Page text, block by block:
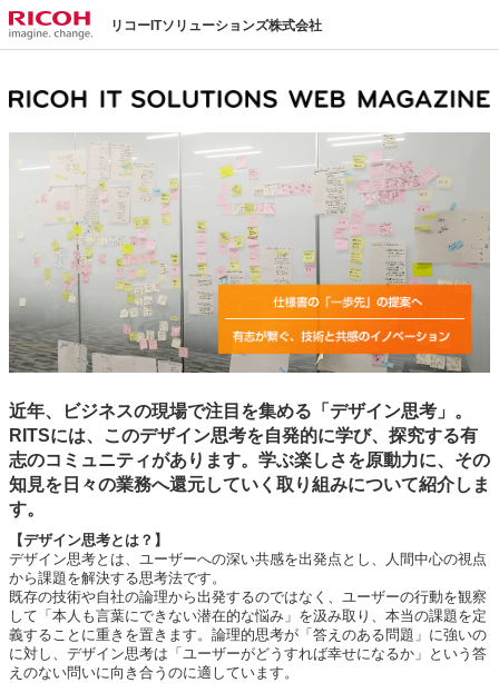
リコーITソリューションズ株式会社
近年、ビジネスの現場で注目を集める「デザイン思考」。
RITSには、このデザイン思考を自発的に学び、探究する有
志のコミュニティがあります。学ぶ楽しさを原動力に、その
知見を日々の業務へ還元していく取り組みについて紹介しま
す。
【デザイン思考とは？】
デザイン思考とは、ユーザーへの深い共感を出発点とし、人間中心の視点
から課題を解決する思考法です。
既存の技術や自社の論理から出発するのではなく、ユーザーの行動を観察
して「本人も言葉にできない潜在的な悩み」を汲み取り、本当の課題を定
義することに重きを置きます。論理的思考が「答えのある問題」に強いの
に対し、デザイン思考は「ユーザーがどうすれば幸せになるか」という答
えのない問いに向き合うのに適しています。